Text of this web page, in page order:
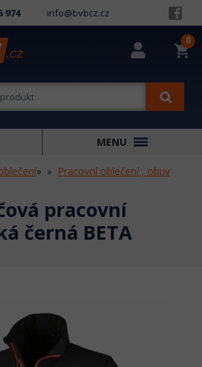
974 info@bvbcz.cz
shopping_cart
0
MENU
» Pracovní oblečení , obuv
pracovní
černá BETA